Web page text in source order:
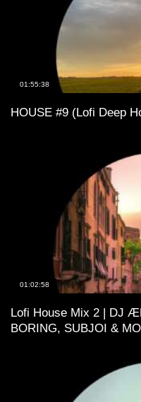
01:55:38
HOUSE #9 (Lofi Deep
01:02:58
Lofi House Mix 2 | DJ
BORING, SUBJOI &